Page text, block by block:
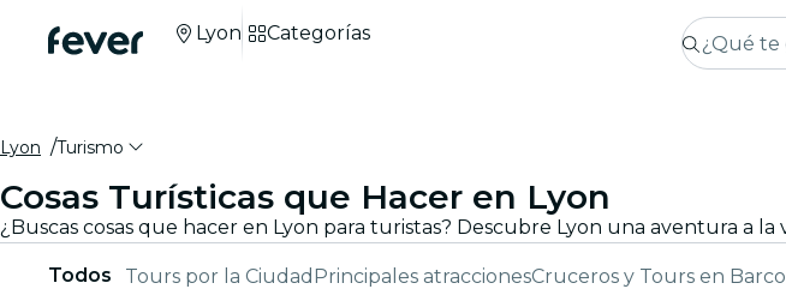
Lyon Categorías
Lyon Turismo
Cosas Turísticas que Hacer en Lyon
Todos Tours por la Ciudad Principales atraccionesCruceros y Tours en Barco